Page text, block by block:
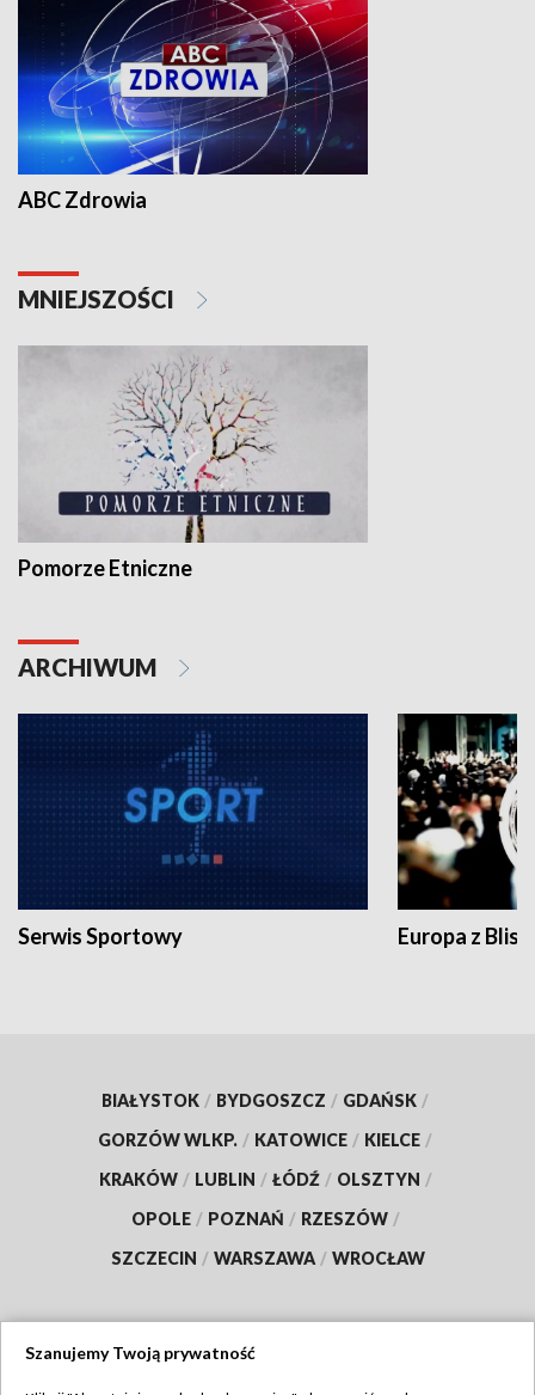
ABC Zdrowia
MNIEJSZOŚCI
Pomorze Etniczne
ARCHIWUM
Serwis Sportowy Europa z
BIAŁYSTOK / BYDGOSZCZ / GDAŃSK /
GORZÓW WLKP. / KATOWICE / KIELCE /
KRAKÓW / LUBLIN / ŁÓDŹ / OLSZTYN /
OPOLE / POZNAŃ / RZESZÓW /
SZCZECIN / WARSZAWA / WROCŁAW
Szanujemy Twoją prywatność